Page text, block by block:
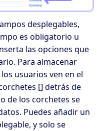
desplegables,
es obligatorio u
las opciones que
Para almacenar
usuarios ven en el
[] detrás de
de los corchetes se
Puedes añadir un
y solo se